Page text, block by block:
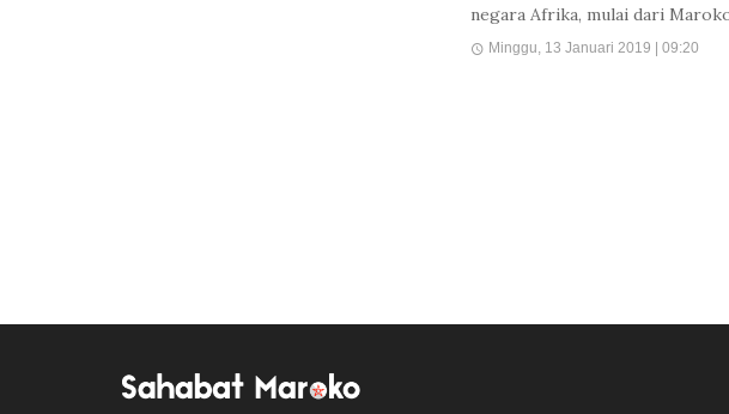
negara Afrika, mulai dari
Minggu, 13 Januari 2019 | 09:20